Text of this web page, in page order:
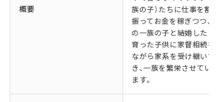
概要
族の子）たちに仕事を割
振ってお金を稼ぎつつ、
の一族の子と結婚したり
育った子供に家督相続を
ながら家系を受け継いで
き、一族を繁栄させてい
ます。